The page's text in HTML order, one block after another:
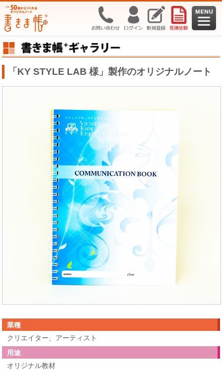
「KY STYLE LAB 様」製作のオリジナルノート
業種
クリエイター、アーティスト
用途
オリジナル教材